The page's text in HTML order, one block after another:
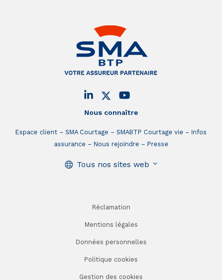
Nous connaître
Espace client SMA Courtage SMABTP Courtage vie
Infos
assurance
Nous rejoindre Presse
Tous nos sites web
Réclamation
Mentions légales
Données personnelles
Politique cookies
Gestion des cookies